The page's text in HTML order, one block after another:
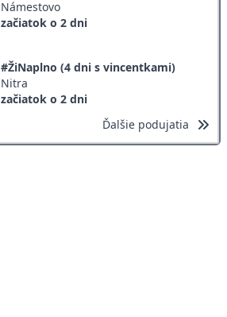
Námestovo
začiatok o 2 dni
#ŽiNaplno (4 dni s vincentkami)
Nitra
začiatok o 2 dni
Ďalšie podujatia